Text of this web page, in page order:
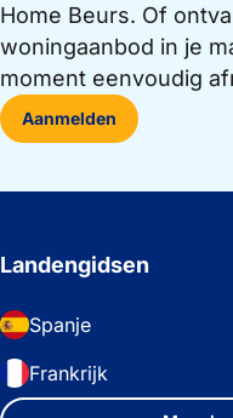
Home Beurs. Of
woningaanbod in je
moment eenvoudig
Aanmelden
Landengidsen
Spanje
Frankrijk